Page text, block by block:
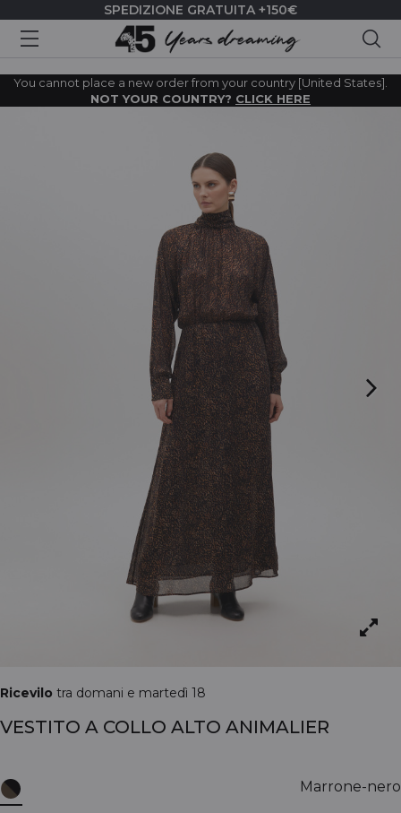
SPEDIZIONE GRATUITA +150€
You cannot place a new order from your country [United States].
NOT YOUR COUNTRY? CLICK HERE
Ricevilo tra domani e martedì 18
VESTITO A COLLO ALTO ANIMALIER
Marrone-nero